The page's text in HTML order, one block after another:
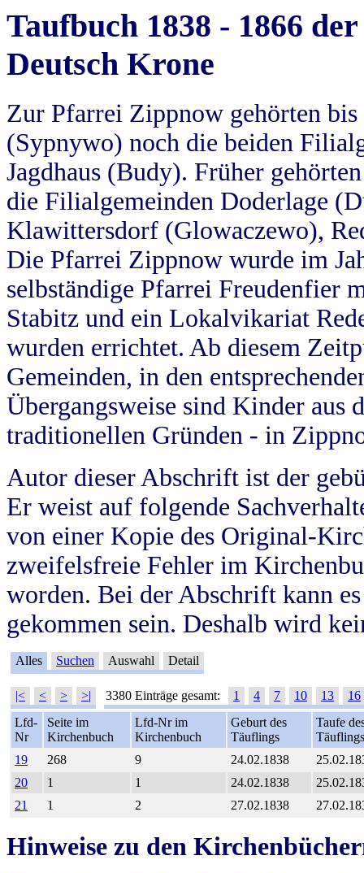
Taufbuch 1838 - 1866
Deutsch Krone
Zur Pfarrei Zippnow gehörten
(Sypnywo) noch die beiden
Jagdhaus (Budy). Früher
die Filialgemeinden Doderlage
Klawittersdorf (Glowaczewo),
Die Pfarrei Zippnow wurde im
selbständige Pfarrei Freudenfier
Stabitz und ein Lokalvikariat
wurden errichtet. Ab diesem
Gemeinden, in den
Übergangsweise sind Kinder aus
traditionellen Gründen - in
Autor dieser Abschrift ist der
Er weist auf folgende
von einer Kopie des Original-
zweifelsfreie Fehler im
worden. Bei der Abschrift kann
gekommen sein. Deshalb wird
Alles Suchen Auswahl Detail
|< < > >| 3380 Einträge gesamt: 1 4 7 10 13
16
Lfd-
Nr
Seite im
Kirchenbuch
Lfd-Nr im
Kirchenbuch
Geburt des
Täuflings
Taufe
Täuflings
19
268 9 24.02.1838
20
1 1 24.02.1838
21
1 2 27.02.1838
Hinweise zu den